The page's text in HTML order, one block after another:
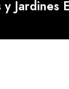
y Jardines